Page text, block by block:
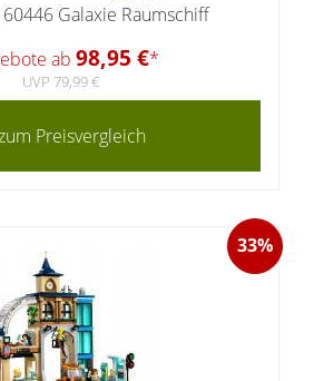
60446 Galaxie Raumschiff
ab 98,95 €*
UVP 79,99 €
Preisvergleich
33%